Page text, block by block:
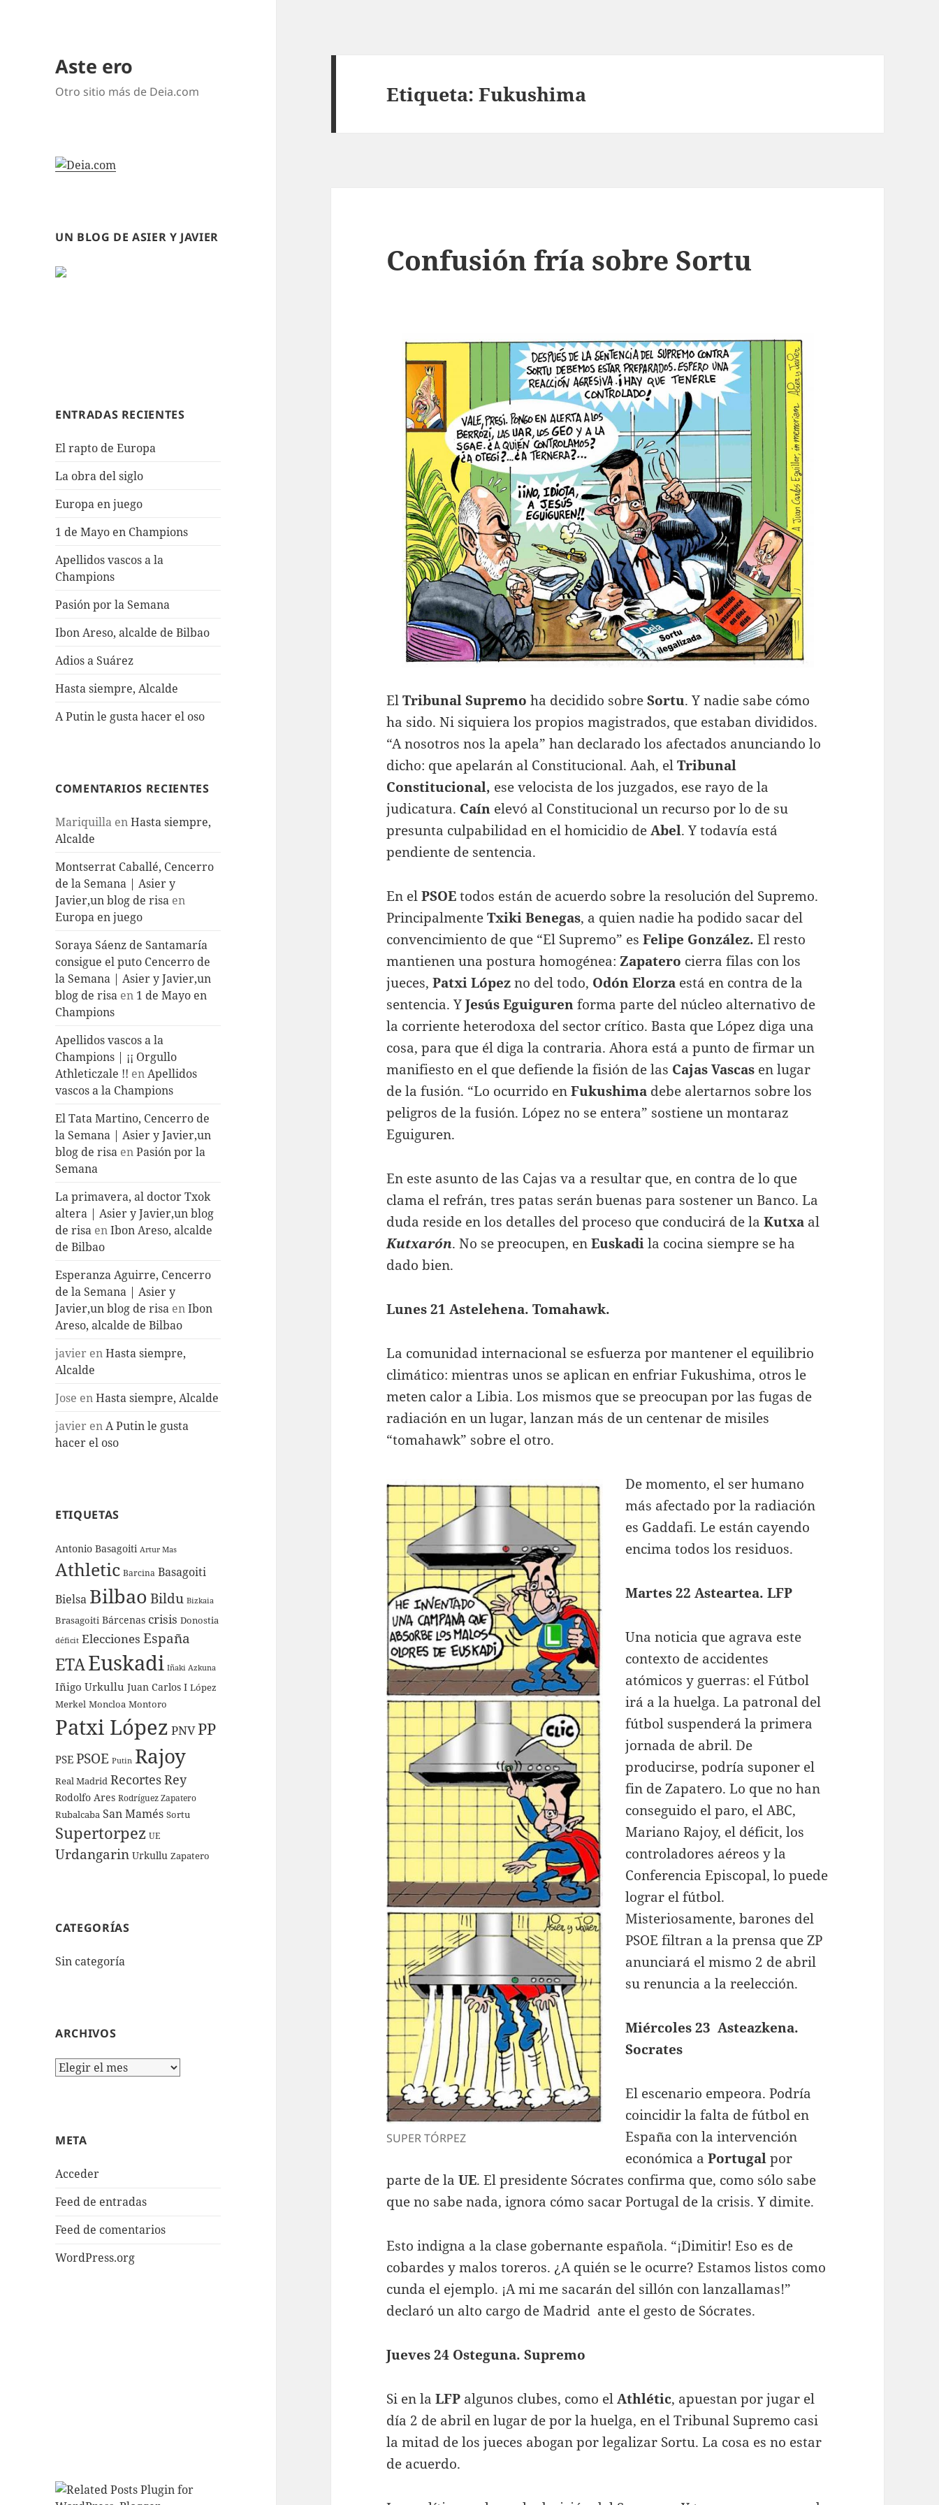
Aste ero
Otro sitio más de Deia.com
UN BLOG DE ASIER Y JAVIER
ENTRADAS RECIENTES
El rapto de Europa
La obra del siglo
Europa en juego
1 de Mayo en Champions
Apellidos vascos a la
Champions
Pasión por la Semana
Ibon Areso, alcalde de Bilbao
Adios a Suárez
Hasta siempre, Alcalde
A Putin le gusta hacer el oso
COMENTARIOS RECIENTES
Mariquilla enHasta siempre,
Alcalde
Montserrat Caballé, Cencerro
de la Semana | Asier y
Javier,un blog de risa en
Europa en juego
Soraya Sáenz de Santamaría
consigue el puto Cencerro de
la Semana | Asier y Javier,un
blog de risa en 1 de Mayo en
Champions
Apellidos vascos a la
Champions | ¡¡ Orgullo
Athleticzale !! enApellidos
vascos a la Champions
El Tata Martino, Cencerro de
la Semana | Asier y Javier,un
blog de risa enPasión por la
Semana
La primavera, al doctor Txok
altera | Asier y Javier,un blog
de risa enIbon Areso, alcalde
de Bilbao
Esperanza Aguirre, Cencerro
de la Semana | Asier y
Javier,un blog de risa enIbon
Areso, alcalde de Bilbao
javier enHasta siempre,
Alcalde
Jose enHasta siempre, Alcalde
javier enA Putin le gusta
hacer el oso
ETIQUETAS
Antonio Basagoiti Artur Mas
Athletic Barcina Basagoiti
Bielsa Bilbao Bildu Bizkaia
Brasagoiti Bárcenas crisis Donostia
déficit Elecciones España
ETAEuskadi Iñaki Azkuna
Iñigo Urkullu Juan Carlos I López
Merkel Moncloa Montoro
Patxi López PNVPP
PSE PSOE Putin Rajoy
Real Madrid RecortesRey
Rodolfo Ares Rodríguez Zapatero
Rubalcaba San Mamés Sortu
Supertorpez UE
Urdangarin Urkullu Zapatero
CATEGORÍAS
Sin categoría
ARCHIVOS
Archivos
META
Acceder
Feed de entradas
Feed de comentarios
WordPress.org
Etiqueta:Fukushima
Confusión fría sobre Sortu
ElTribunal Supremo ha decidido sobreSortu. Y nadie sabe cómo
ha sido. Ni siquiera los propios magistrados, que estaban divididos.
“A nosotros nos la apela” han declarado los afectados anunciando lo
dicho: que apelarán al Constitucional. Aah, elTribunal
Constitucional, ese velocista de los juzgados, ese rayo de la
judicatura. Caín elevó al Constitucional un recurso por lo de su
presunta culpabilidad en el homicidio deAbel. Y todavía está
pendiente de sentencia.
En elPSOEtodos están de acuerdo sobre la resolución del Supremo.
PrincipalmenteTxiki Benegas, a quien nadie ha podido sacar del
convencimiento de que “El Supremo” esFelipe González.El resto
mantienen una postura homogénea:Zapatero cierra filas con los
jueces,Patxi Lópezno del todo, Odón Elorza está en contra de la
sentencia. YJesús Eguigurenforma parte del núcleo alternativo de
la corriente heterodoxa del sector crítico. Basta que López diga una
cosa, para que él diga la contraria. Ahora está a punto de firmar un
manifiesto en el que defiende la fisión de las Cajas Vascas en lugar
de la fusión. “Lo ocurrido enFukushima debe alertarnos sobre los
peligros de la fusión. López no se entera” sostiene un montaraz
Eguiguren.
En este asunto de las Cajas va a resultar que, en contra de lo que
clama el refrán, tres patas serán buenas para sostener un Banco. La
duda reside en los detalles del proceso que conducirá de la Kutxa al
Kutxarón. No se preocupen, enEuskadila cocina siempre se ha
dado bien.
Lunes 21 Astelehena. Tomahawk.
La comunidad internacional se esfuerza por mantener el equilibrio
climático: mientras unos se aplican en enfriar Fukushima, otros le
meten calor a Libia. Los mismos que se preocupan por las fugas de
radiación en un lugar, lanzan más de un centenar de misiles
“tomahawk” sobre el otro.
SUPER TÓRPEZ
De momento, el ser humano
más afectado por la radiación
es Gaddafi. Le están cayendo
encima todos los residuos.
Martes 22 Asteartea. LFP
Una noticia que agrava este
contexto de accidentes
atómicos y guerras: el Fútbol
irá a la huelga. La patronal del
fútbol suspenderá la primera
jornada de abril. De
producirse, podría suponer el
fin de Zapatero. Lo que no han
conseguido el paro, el ABC,
Mariano Rajoy, el déficit, los
controladores aéreos y la
Conferencia Episcopal, lo puede
lograr el fútbol.
Misteriosamente, barones del
PSOE filtran a la prensa que ZP
anunciará el mismo 2 de abril
su renuncia a la reelección.
Miércoles 23 Asteazkena.
Socrates
El escenario empeora. Podría
coincidir la falta de fútbol en
España con la intervención
económica aPortugalpor
parte de laUE. El presidente Sócrates confirma que, como sólo sabe
que no sabe nada, ignora cómo sacar Portugal de la crisis. Y dimite.
Esto indigna a la clase gobernante española. “¡Dimitir! Eso es de
cobardes y malos toreros. ¿A quién se le ocurre? Estamos listos como
cunda el ejemplo. ¡A mi me sacarán del sillón con lanzallamas!”
declaró un alto cargo de Madrid ante el gesto de Sócrates.
Jueves 24 Osteguna. Supremo
Si en la LFP algunos clubes, como elAthlétic, apuestan por jugar el
día 2 de abril en lugar de por la huelga, en el Tribunal Supremo casi
la mitad de los jueces abogan por legalizar Sortu. La cosa es no estar
de acuerdo.